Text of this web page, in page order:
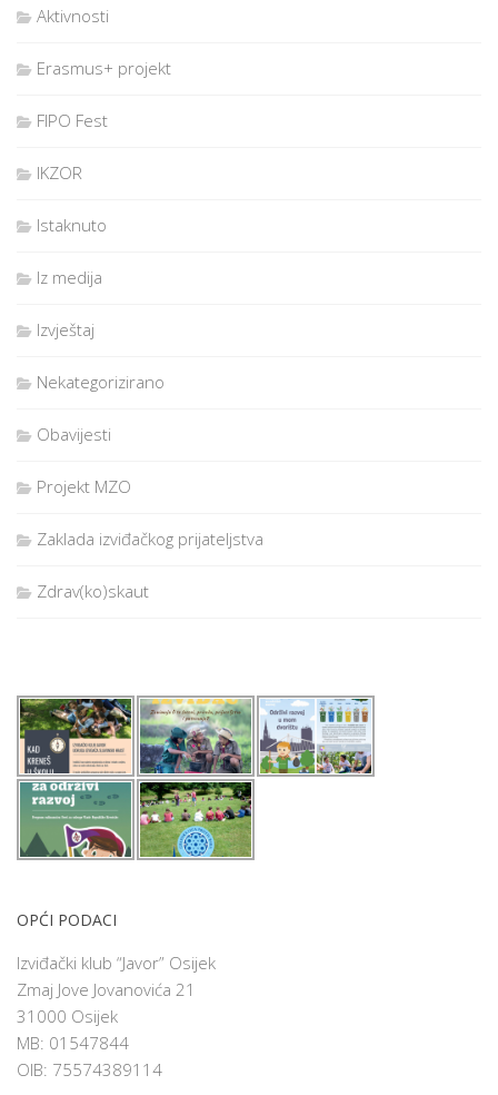
Aktivnosti
Erasmus+ projekt
FIPO Fest
IKZOR
Istaknuto
Iz medija
Izvještaj
Nekategorizirano
Obavijesti
Projekt MZO
Zaklada izviđačkog prijateljstva
Zdrav(ko)skaut
OPĆI PODACI
Izviđački klub “Javor” Osijek
Zmaj Jove Jovanovića 21
31000 Osijek
MB: 01547844
OIB: 75574389114